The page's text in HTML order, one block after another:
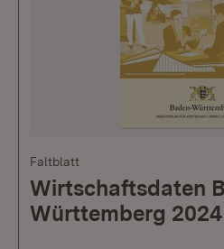
Faltblatt
Wirtschaftsdaten
Württemberg 2024